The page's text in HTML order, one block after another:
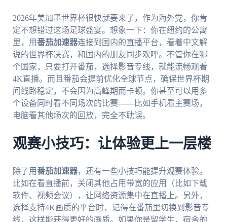
2026年美加墨世界杯很快就要来了，作为海外党，你肯
定不想错过这场足球盛宴。想象一下：你在纽约的公寓
里，用番茄加速器连接到国内的直播平台，看着中文解
说的世界杯决赛，和国内的朋友同步欢呼。不管你在哪
个国家，只要打开番茄，选择影音专线，就能流畅观看
4K直播。而且番茄会提前优化全球节点，确保世界杯期
间线路稳定，不会因为高峰期而卡顿。你甚至可以用多
个设备同时看不同场次的比赛——比如手机看主赛场，
电脑看其他场次的回放，完全不耽误。
观赛小技巧：让体验更上一层楼
除了用番茄加速器，还有一些小技巧能提升观赛体验。
比如在看直播前，关闭其他占用带宽的应用（比如下载
软件、视频会议），让网络资源集中在直播上。另外，
选择支持4K画质的平台时，记得在番茄里切换到影音专
线，这样能获得更好的画质。如果你是留学生，宿舍的